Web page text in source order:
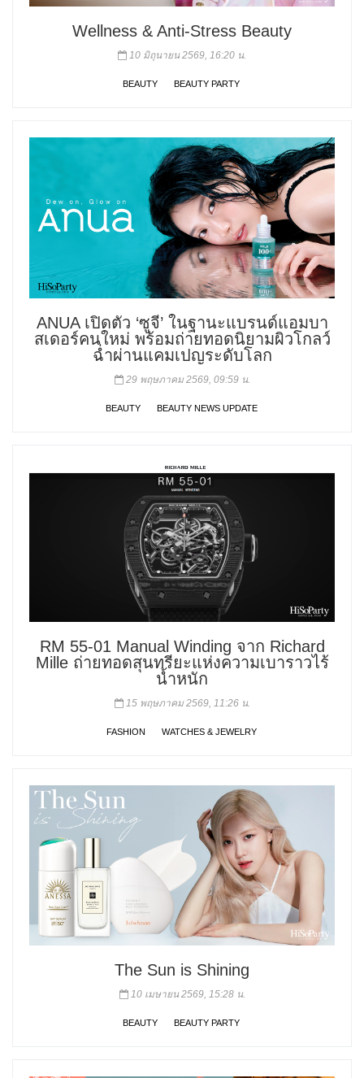
Wellness & Anti-Stress Beauty
10 มิถุนายน 2569, 16:20 น.
BEAUTY BEAUTY PARTY
ANUA เปิดตัว ‘ซูจี’ ในฐานะแบรนด์แอมบา
สเดอร์คนใหม่ พร้อมถ่ายทอดนิยามผิวโกลว์
ฉ่ำผ่านแคมเปญระดับโลก
29 พฤษภาคม 2569, 09:59 น.
BEAUTY BEAUTY NEWS UPDATE
RM 55-01 Manual Winding จาก Richard
Mille ถ่ายทอดสุนทรียะแห่งความเบาราวไร้
น้ำหนัก
15 พฤษภาคม 2569, 11:26 น.
FASHION WATCHES & JEWELRY
The Sun is Shining
10 เมษายน 2569, 15:28 น.
BEAUTY BEAUTY PARTY